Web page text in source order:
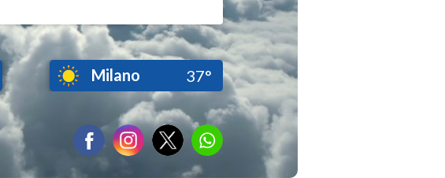
Milano 37°